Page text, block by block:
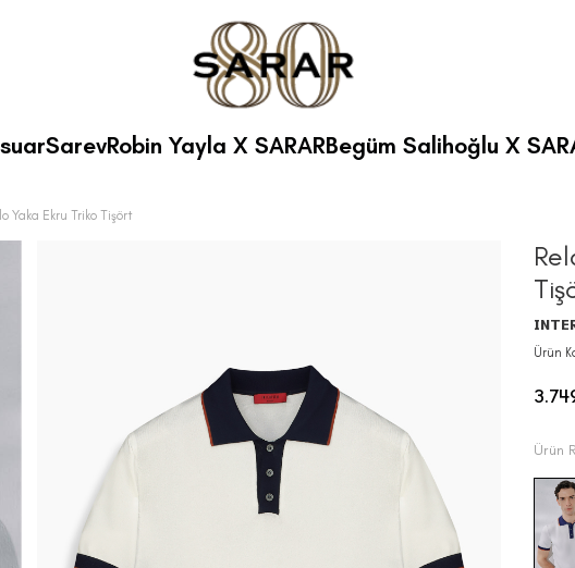
SarevRobin Yayla X SARARBegüm Salihoğlu X
Yaka Ekru Triko Tişört
Ürün
Ürün